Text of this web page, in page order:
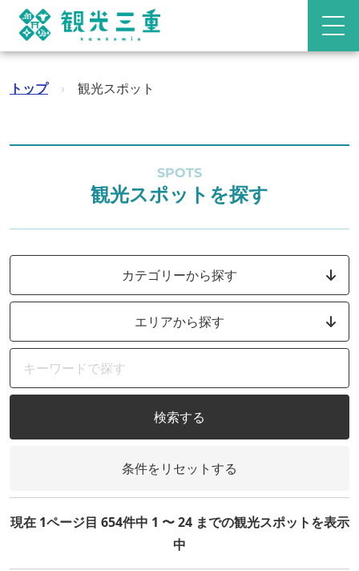
トップ › 観光スポット
SPOTS
観光スポットを探す
カテゴリーから探す
エリアから探す
検索する
条件をリセットする
現在 1ページ目 654件中 1 〜 24 までの観光スポットを表示
中